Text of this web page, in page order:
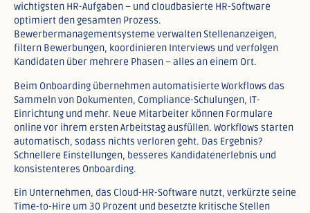
wichtigsten HR-Aufgaben – und cloudbasierte HR-Software
optimiert den gesamten Prozess.
Bewerbermanagementsysteme verwalten Stellenanzeigen,
filtern Bewerbungen, koordinieren Interviews und verfolgen
Kandidaten über mehrere Phasen – alles an einem Ort.​
Beim Onboarding übernehmen automatisierte Workflows das
Sammeln von Dokumenten, Compliance-Schulungen, IT-
Einrichtung und mehr. Neue Mitarbeiter können Formulare
online vor ihrem ersten Arbeitstag ausfüllen. Workflows starten
automatisch, sodass nichts verloren geht. Das Ergebnis?
Schnellere Einstellungen, besseres Kandidatenerlebnis und
konsistenteres Onboarding.​
Ein Unternehmen, das Cloud-HR-Software nutzt, verkürzte seine
Time-to-Hire um 30 Prozent und besetzte kritische Stellen